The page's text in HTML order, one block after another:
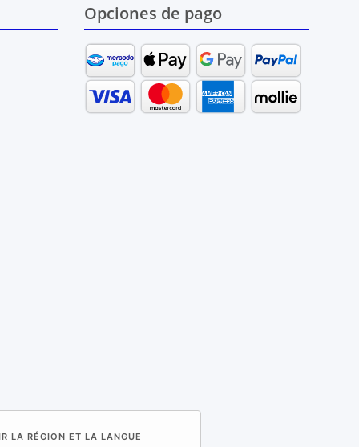
Opciones de pago
LA RÉGION ET LA LANGUE